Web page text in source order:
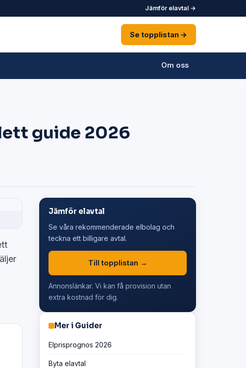
Jämför elavtal →
Se topplistan →
Om oss
guide 2026
Jämför elavtal
Se våra rekommenderade elbolag och
teckna ett billigare avtal.
Till topplistan →
Annonslänkar. Vi kan få provision utan
extra kostnad för dig.
Mer i Guider
Elprisprognos 2026
Byta elavtal